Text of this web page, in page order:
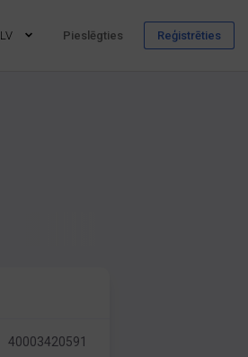
LV Pieslēgties Reģistrēties
40003420591